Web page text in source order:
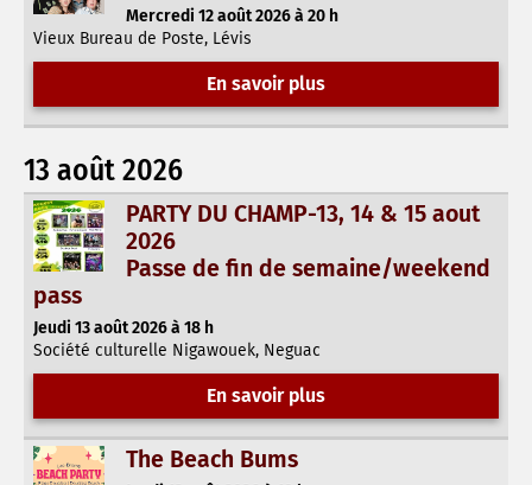
Mercredi 12 août 2026 à 20 h
Vieux Bureau de Poste, Lévis
En savoir plus
13 août 2026
PARTY DU CHAMP-13, 14 & 15 aout
2026
Passe de fin de semaine/weekend
pass
Jeudi 13 août 2026 à 18 h
Société culturelle Nigawouek, Neguac
En savoir plus
The Beach Bums